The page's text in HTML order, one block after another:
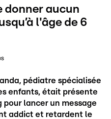
donner aucun
l'âge de 6
pédiatre spécialisée
enfants, était présente
pour lancer un message
addict et retardent le